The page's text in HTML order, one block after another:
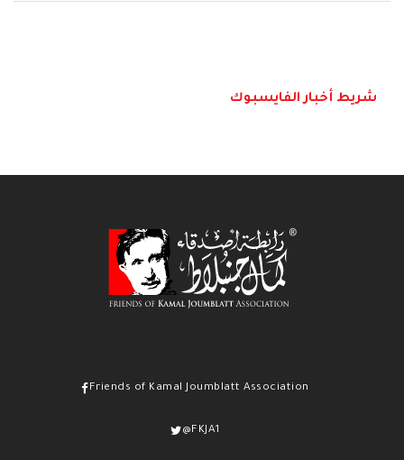
شريط أخبار الفايسبوك
Friends of Kamal Joumblatt Association
@FKJA1